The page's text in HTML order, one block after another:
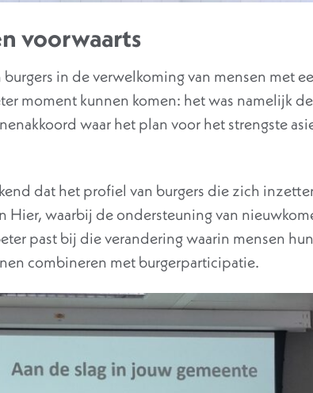
voorwaarts
in de verwelkoming van mensen met
moment kunnen komen: het was namelijk
waar het plan voor het strengste
dat het profiel van burgers die zich
Hier, waarbij de ondersteuning van
past bij die verandering waarin mensen
combineren met burgerparticipatie.